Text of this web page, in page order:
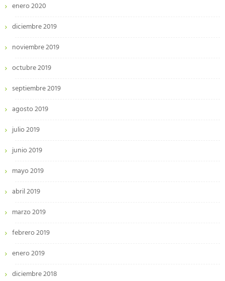
enero 2020
diciembre 2019
noviembre 2019
octubre 2019
septiembre 2019
agosto 2019
julio 2019
junio 2019
mayo 2019
abril 2019
marzo 2019
febrero 2019
enero 2019
diciembre 2018